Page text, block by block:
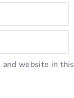
and website in